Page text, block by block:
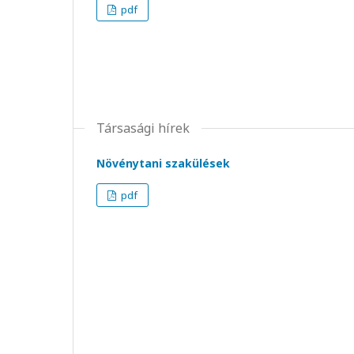
pdf
Társasági hírek
Növénytani szakülések
pdf